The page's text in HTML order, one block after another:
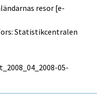
resor [e-
Statistikcentralen
05-